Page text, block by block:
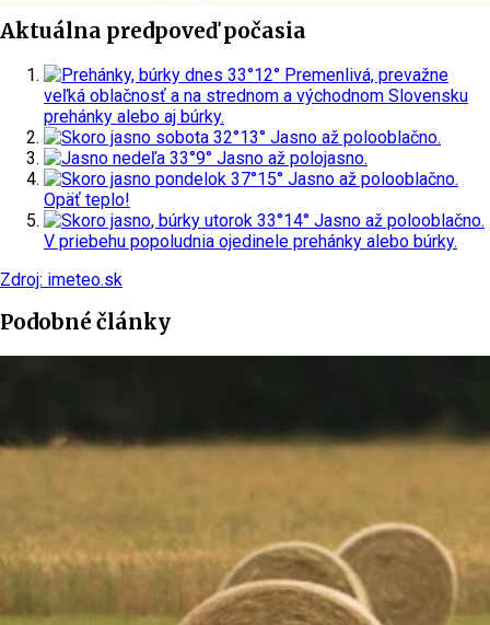
Aktuálna predpoveď počasia
dnes 33°12° Premenlivá, prevažne
veľká oblačnosť a na strednom a východnom Slovensku
prehánky alebo aj búrky.
sobota 32°13° Jasno až polooblačno.
nedeľa 33°9° Jasno až polojasno.
pondelok 37°15° Jasno až polooblačno.
Opäť teplo!
utorok 33°14° Jasno až polooblačno.
V priebehu popoludnia ojedinele prehánky alebo búrky.
Zdroj: imeteo.sk
Podobné články